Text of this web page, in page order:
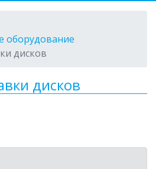
дисков
дисков